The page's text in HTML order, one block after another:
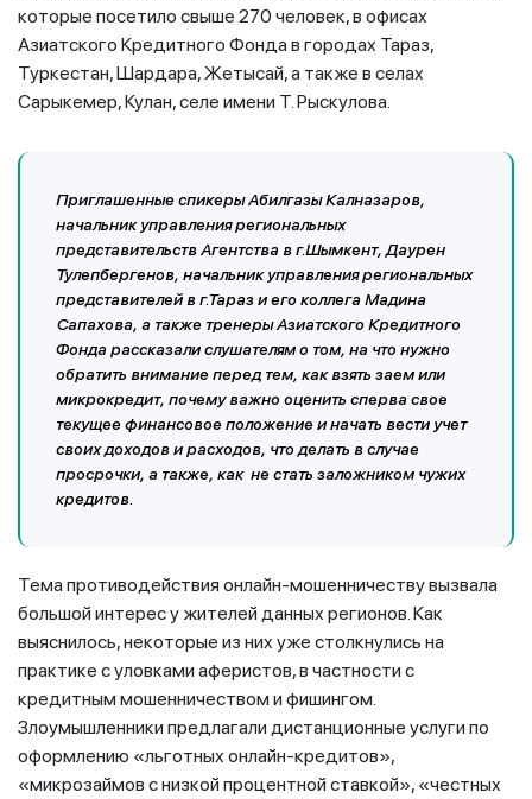
которые посетило свыше 270 человек, в офисах
Азиатского Кредитного Фонда в городах Тараз,
Туркестан, Шардара, Жетысай, а также в селах
Сарыкемер, Кулан, селе имени Т. Рыскулова.
Приглашенные спикеры Абилгазы Калназаров,
начальник управления региональных
представительств Агентства в г.Шымкент, Даурен
Тулепбергенов, начальник управления региональных
представителей в г.Тараз и его коллега Мадина
Сапахова, а также тренеры Азиатского Кредитного
Фонда рассказали слушателям о том, на что нужно
обратить внимание перед тем, как взять заем или
микрокредит, почему важно оценить сперва свое
текущее финансовое положение и начать вести учет
своих доходов и расходов, что делать в случае
просрочки, а также, как не стать заложником чужих
кредитов.
Тема противодействия онлайн-мошенничеству вызвала
большой интерес у жителей данных регионов. Как
выяснилось, некоторые из них уже столкнулись на
практике с уловками аферистов, в частности с
кредитным мошенничеством и фишингом.
Злоумышленники предлагали дистанционные услуги по
оформлению «льготных онлайн-кредитов»,
«микрозаймов с низкой процентной ставкой», «честных